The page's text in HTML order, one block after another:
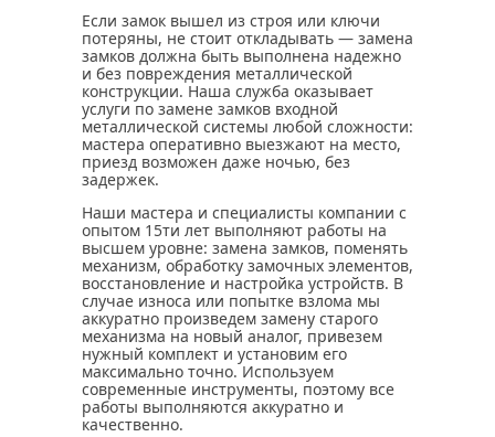
Если замок вышел из строя или ключи
потеряны, не стоит откладывать — замена
замков должна быть выполнена надежно
и без повреждения металлической
конструкции. Наша служба оказывает
услуги по замене замков входной
металлической системы любой сложности:
мастера оперативно выезжают на место,
приезд возможен даже ночью, без
задержек.
Наши мастера и специалисты компании с
опытом 15ти лет выполняют работы на
высшем уровне: замена замков, поменять
механизм, обработку замочных элементов,
восстановление и настройка устройств. В
случае износа или попытке взлома мы
аккуратно произведем замену старого
механизма на новый аналог, привезем
нужный комплект и установим его
максимально точно. Используем
современные инструменты, поэтому все
работы выполняются аккуратно и
качественно.